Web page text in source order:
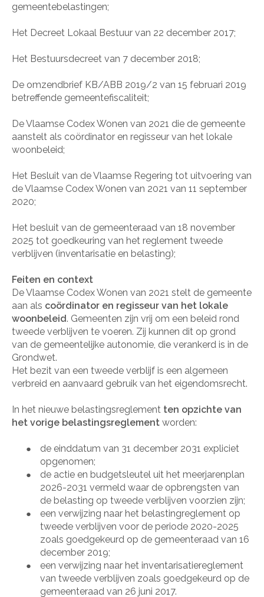
gemeentebelastingen;
Het Decreet Lokaal Bestuur van 22 december 2017;
Het Bestuursdecreet van 7 december 2018;
De omzendbrief KB/ABB 2019/2 van 15 februari 2019
betreffende gemeentefiscaliteit;
De Vlaamse Codex Wonen van 2021 die de gemeente
aanstelt als coördinator en regisseur van het lokale
woonbeleid;
Het Besluit van de Vlaamse Regering tot uitvoering van
de Vlaamse Codex Wonen van 2021 van 11 september
2020;
Het besluit van de gemeenteraad van 18 november
2025 tot goedkeuring van het reglement tweede
verblijven (inventarisatie en belasting);
Feiten en context
De Vlaamse Codex Wonen van 2021 stelt de gemeente
aan als coördinator en regisseur van het lokale
woonbeleid. Gemeenten zijn vrij om een beleid rond
tweede verblijven te voeren. Zij kunnen dit op grond
van de gemeentelijke autonomie, die verankerd is in de
Grondwet.
Het bezit van een tweede verblijf is een algemeen
verbreid en aanvaard gebruik van het eigendomsrecht.
In het nieuwe belastingsreglement ten opzichte van
het vorige belastingsreglement worden:
●
de einddatum van 31 december 2031 expliciet
opgenomen;
●
de actie en budgetsleutel uit het meerjarenplan
2026-2031 vermeld waar de opbrengsten van
de belasting op tweede verblijven voorzien zijn;
●
een verwijzing naar het belastingreglement op
tweede verblijven voor de periode 2020-2025
zoals goedgekeurd op de gemeenteraad van 16
december 2019;
●
een verwijzing naar het inventarisatiereglement
van tweede verblijven zoals goedgekeurd op de
gemeenteraad van 26 juni 2017.